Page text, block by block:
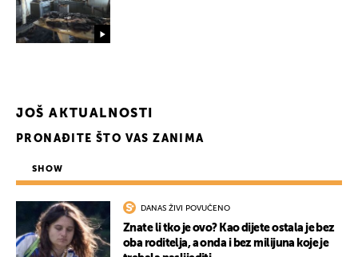
JOŠ AKTUALNOSTI
PRONAĐITE ŠTO VAS ZANIMA
SHOW
DANAS ŽIVI POVUČENO
Znate li tko je ovo? Kao dijete ostala je bez
oba roditelja, a onda i bez milijuna koje je